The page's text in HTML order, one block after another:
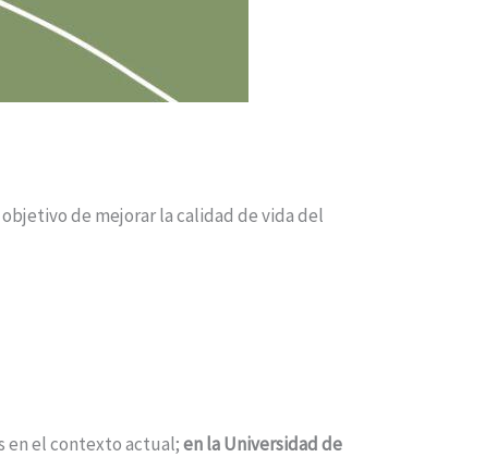
de mejorar la calidad de vida del
en el contexto actual;en la Universidad de